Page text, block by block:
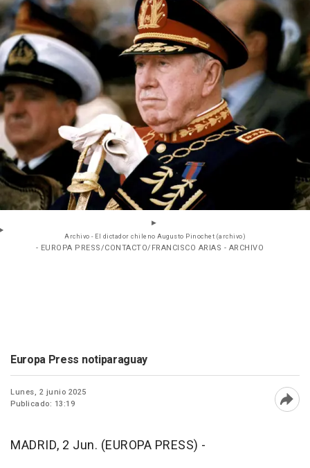
Archivo - El dictador chileno Augusto Pinochet (archivo)
- EUROPA PRESS/CONTACTO/FRANCISCO ARIAS - ARCHIVO
Europa Press notiparaguay
Lunes, 2 junio 2025
Publicado: 13:19
MADRID, 2 Jun. (EUROPA PRESS) -